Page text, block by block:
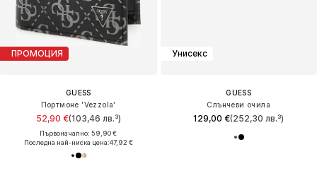
ПРОМОЦИЯ
GUESS
Портмоне 'Vezzola'
52,90 €(103,46 лв.³)
Първоначално: 59,90 €
Последна най-ниска цена:47,92 €
Унисекс
GUESS
Слънчеви очила
129,00 €(252,30 лв.³)